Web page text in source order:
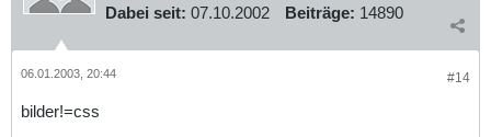
Dabei seit: 07.10.2002 Beiträge: 14890
#14
06.01.2003, 20:44
bilder!=css